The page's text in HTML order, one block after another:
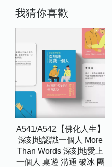
我猜你喜歡
A541/A542【佛化人生】
深刻地認識一個人 More
Than Words 深刻地愛上
一個人 桌遊 溝通 破冰 團